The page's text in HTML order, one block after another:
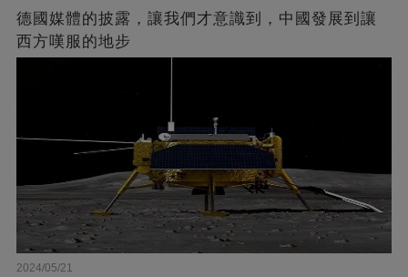
德國媒體的披露，讓我們才意識到，中國發展到讓
西方嘆服的地步
2024/05/21